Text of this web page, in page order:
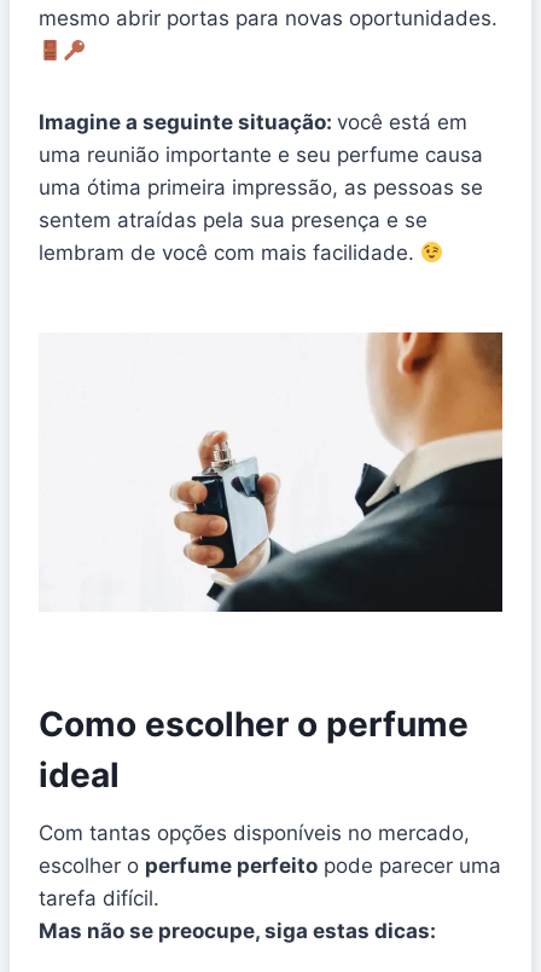
mesmo abrir portas para novas oportunidades.
Imagine a seguinte situação: você está em
uma reunião importante e seu perfume causa
uma ótima primeira impressão, as pessoas se
sentem atraídas pela sua presença e se
lembram de você com mais facilidade.
Como escolher o perfume
ideal
Com tantas opções disponíveis no mercado,
escolher o perfume perfeito pode parecer uma
tarefa difícil.
Mas não se preocupe, siga estas dicas: